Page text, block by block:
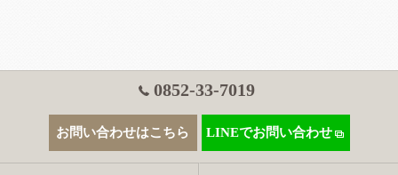
0852-33-7019
お問い合わせはこちら LINEでお問い合わせ